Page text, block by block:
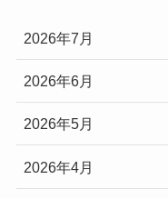
2026年7月
2026年6月
2026年5月
2026年4月